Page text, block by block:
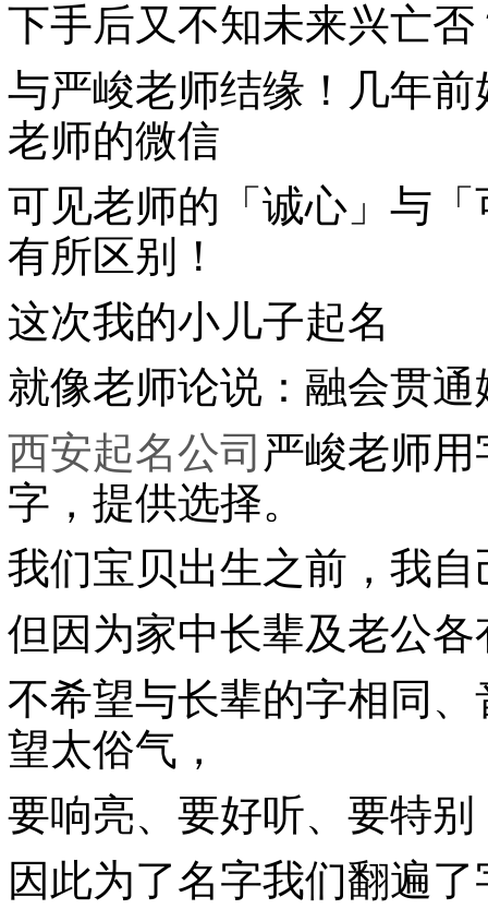
下手后又不知未来兴亡否
与严峻老师结缘！几年
老师的微信
可见老师的「诚心」与
有所区别！
这次我的小儿子起名
就像老师论说：融会贯
西安起名公司 严峻老师
字，提供选择。
我们宝贝出生之前，我
但因为家中长辈及老公各
不希望与长辈的字相同
望太俗气，
要响亮、要好听、要特别
因此为了名字我们翻遍